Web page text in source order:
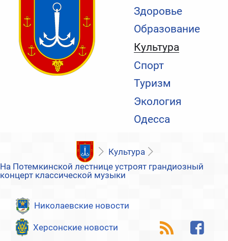
Здоровье
Образование
Культура
Спорт
Туризм
Экология
Одесса
Культура
На Потемкинской лестнице устроят грандиозный
концерт классической музыки
Николаевские новости
Херсонские новости